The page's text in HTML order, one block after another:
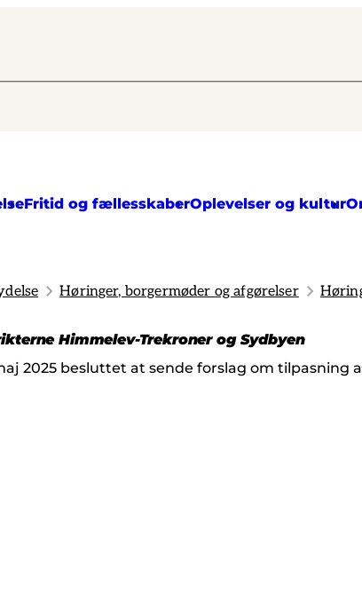
Fritid og fællesskaberOplevelser og kultur
Høringer, borgermøder og afgørelser
Himmelev-Trekroner og Sydbyen
2025 besluttet at sende forslag om